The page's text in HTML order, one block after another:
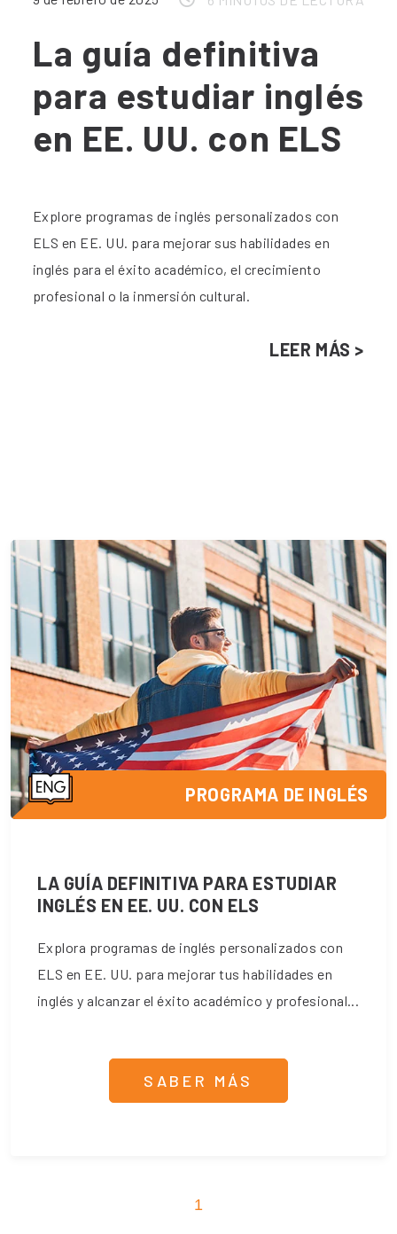
La guía definitiva
para estudiar inglés
en EE. UU. con ELS
Explore programas de inglés personalizados con
ELS en EE. UU. para mejorar sus habilidades en
inglés para el éxito académico, el crecimiento
profesional o la inmersión cultural.
LEER MÁS >
PROGRAMA DE INGLÉS
LA GUÍA DEFINITIVA PARA ESTUDIAR
INGLÉS EN EE. UU. CON ELS
Explora programas de inglés personalizados con
ELS en EE. UU. para mejorar tus habilidades en
inglés y alcanzar el éxito académico y profesional...
SABER MÁS
1